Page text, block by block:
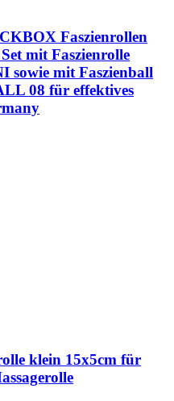
Faszienrollen
mit Faszienrolle
sowie mit Faszienball
08 für effektives
klein 15x5cm für